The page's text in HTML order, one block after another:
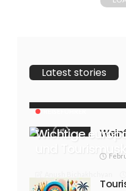
Latest stories
Wichtige
und